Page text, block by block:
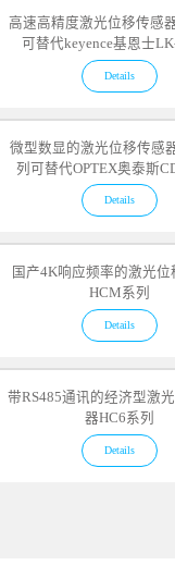
高速高精度激光位移传感
可替代keyence基恩士
Details
微型数显的激光位移传感
列可替代OPTEX奥泰斯
Details
国产4K响应频率的激光位
HCM系列
Details
带RS485通讯的经济型激
器HC6系列
Details